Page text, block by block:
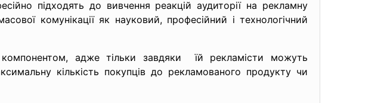
підходять до вивчення реакцій аудиторії на рекламну
комунікації як науковий, професійний і технологічний
адже тільки завдяки їй рекламісти можуть
кількість покупців до рекламованого продукту чи